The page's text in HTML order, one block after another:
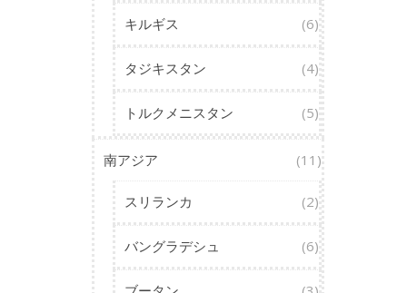
キルギス (6)
タジキスタン (4)
トルクメニスタン (5)
南アジア (11)
スリランカ (2)
バングラデシュ (6)